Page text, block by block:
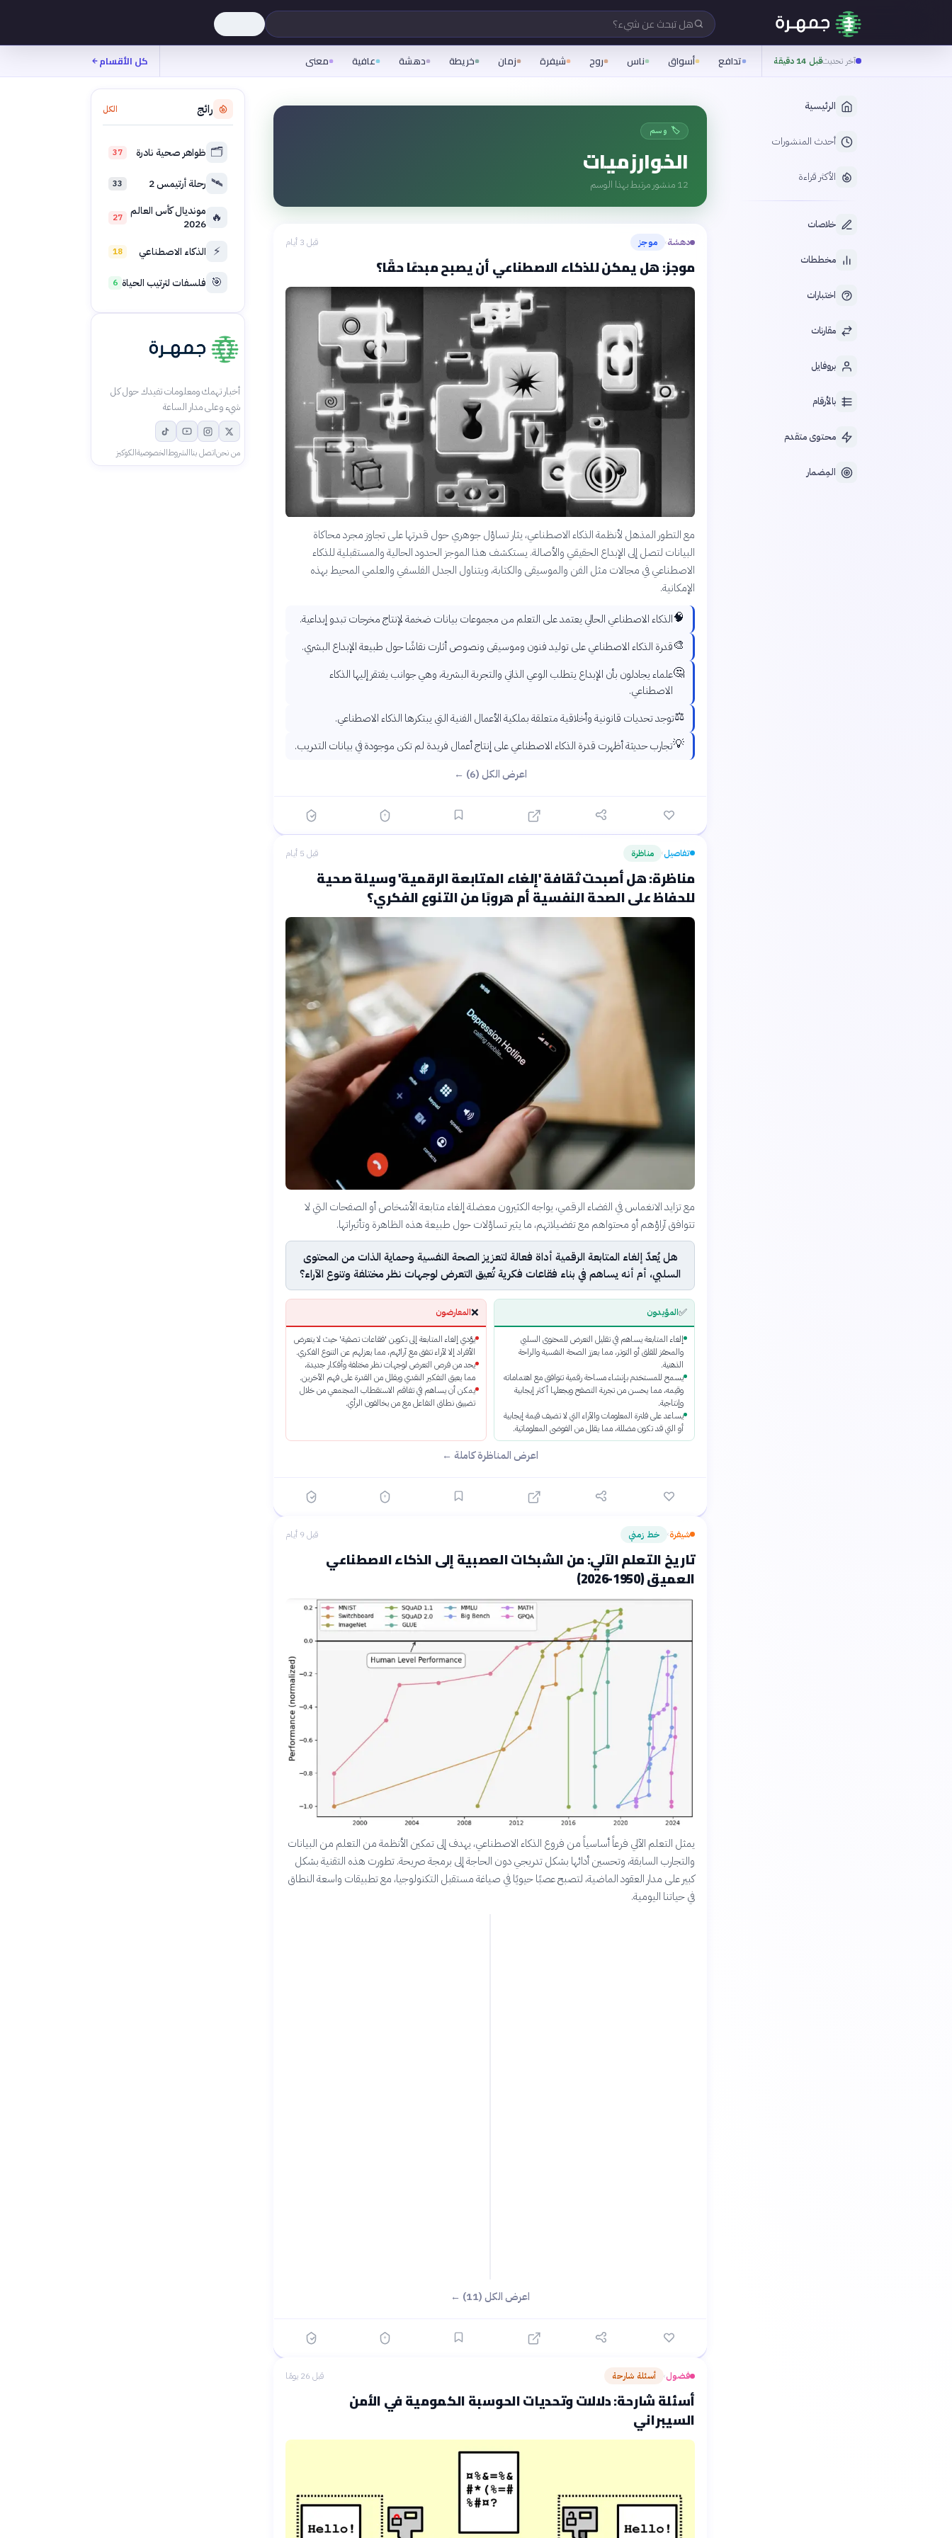
هل تبحث عن شيء؟
آخر تحديثقبل 14 دقيقة تدافع أسواق ناس روح شيفرة زمان خريطة دهشة عافية معنى كل الأقسام
الرئيسية
أحدث المنشورات
الأكثر قراءة
خلاصات
مخططات
اختبارات
مقارنات
بروفايل
بالأرقام
محتوى متقدم
المِضمار
🏷️ وسم
الخوارزميات
12 منشور مرتبط بهذا الوسم
دهشة› موجز قبل 3 أيام
موجز: هل يمكن للذكاء الاصطناعي أن يصبح مبدعًا حقًا؟
مع التطور المذهل لأنظمة الذكاء الاصطناعي، يثار تساؤل جوهري حول قدرتها على تجاوز مجرد محاكاة
البيانات لتصل إلى الإبداع الحقيقي والأصالة. يستكشف هذا الموجز الحدود الحالية والمستقبلية للذكاء
الاصطناعي في مجالات مثل الفن والموسيقى والكتابة، ويتناول الجدل الفلسفي والعلمي المحيط بهذه
الإمكانية.
🧠الذكاء الاصطناعي الحالي يعتمد على التعلم من مجموعات بيانات ضخمة لإنتاج مخرجات تبدو إبداعية.
🎨قدرة الذكاء الاصطناعي على توليد فنون وموسيقى ونصوص أثارت نقاشًا حول طبيعة الإبداع البشري.
🤔علماء يجادلون بأن الإبداع يتطلب الوعي الذاتي والتجربة البشرية، وهي جوانب يفتقر إليها الذكاء
الاصطناعي.
⚖️توجد تحديات قانونية وأخلاقية متعلقة بملكية الأعمال الفنية التي يبتكرها الذكاء الاصطناعي.
💡تجارب حديثة أظهرت قدرة الذكاء الاصطناعي على إنتاج أعمال فريدة لم تكن موجودة في بيانات التدريب.
اعرض الكل (6) ←
تفاصيل› مناظرة قبل 5 أيام
مناظرة: هل أصبحت ثقافة 'إلغاء المتابعة الرقمية' وسيلة صحية
للحفاظ على الصحة النفسية أم هروبًا من التنوع الفكري؟
مع تزايد الانغماس في الفضاء الرقمي، يواجه الكثيرون معضلة إلغاء متابعة الأشخاص أو الصفحات التي لا
تتوافق آراؤهم أو محتواهم مع تفضيلاتهم، ما يثير تساؤلات حول طبيعة هذه الظاهرة وتأثيراتها.
هل يُعدّ إلغاء المتابعة الرقمية أداة فعالة لتعزيز الصحة النفسية وحماية الذات من المحتوى
السلبي، أم أنه يساهم في بناء فقاعات فكرية تُعيق التعرض لوجهات نظر مختلفة وتنوع الآراء؟
✅المؤيدون
إلغاء المتابعة يساهم في تقليل التعرض للمحتوى السلبي
والمحفز للقلق أو التوتر، مما يعزز الصحة النفسية والراحة
الذهنية.
يسمح للمستخدم بإنشاء مساحة رقمية تتوافق مع اهتماماته
وقيمه، مما يحسن من تجربة التصفح ويجعلها أكثر إيجابية
وإنتاجية.
يساعد على فلترة المعلومات والآراء التي لا تضيف قيمة إيجابية
أو التي قد تكون مضللة، مما يقلل من الفوضى المعلوماتية.
❌المعارضون
يؤدي إلغاء المتابعة إلى تكوين 'فقاعات تصفية' حيث لا يتعرض
الأفراد إلا لآراء تتفق مع آرائهم، مما يعزلهم عن التنوع الفكري.
يحد من فرص التعرض لوجهات نظر مختلفة وأفكار جديدة،
مما يعيق التفكير النقدي ويقلل من القدرة على فهم الآخرين.
يمكن أن يساهم في تفاقم الاستقطاب المجتمعي من خلال
تضييق نطاق التفاعل مع من يخالفون الرأي.
اعرض المناظرة كاملة ←
شيفرة› خط زمني قبل 9 أيام
تاريخ التعلم الآلي: من الشبكات العصبية إلى الذكاء الاصطناعي
العميق (1950-2026)
يمثل التعلم الآلي فرعاً أساسياً من فروع الذكاء الاصطناعي، يهدف إلى تمكين الأنظمة من التعلم من البيانات
والتجارب السابقة، وتحسين أدائها بشكل تدريجي دون الحاجة إلى برمجة صريحة. تطورت هذه التقنية بشكل
كبير على مدار العقود الماضية، لتصبح عصبًا حيويًا في صياغة مستقبل التكنولوجيا، مع تطبيقات واسعة النطاق
في حياتنا اليومية.
اعرض الكل (11) ←
فضول› أسئلة شارحة قبل 26 يومًا
أسئلة شارحة: دلالات وتحديات الحوسبة الكمومية في الأمن
السيبراني
رائج الكل
🗂️ ظواهر صحية نادرة 37
🛰️ رحلة أرتيمس 2 33
🔥 مونديال كأس العالم
2026
27
⚡ الذكاء الاصطناعي 18
🎯 فلسفات لترتيب الحياة 6
أخبار تهمك ومعلومات تفيدك حول كل
شيء وعلى مدار الساعة
من نحناتصل بناالشروطالخصوصيةالكوكيز